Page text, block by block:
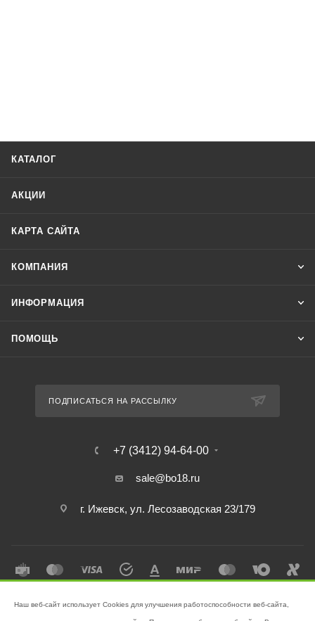
КАТАЛОГ
АКЦИИ
КАРТА САЙТА
КОМПАНИЯ
ИНФОРМАЦИЯ
ПОМОЩЬ
ПОДПИСАТЬСЯ НА РАССЫЛКУ
+7 (3412) 94-64-00
sale@bo18.ru
г. Ижевск, ул. Лесозаводская 23/179
Наш веб-сайт использует Cookies для улучшения работоспособности веб-сайта,